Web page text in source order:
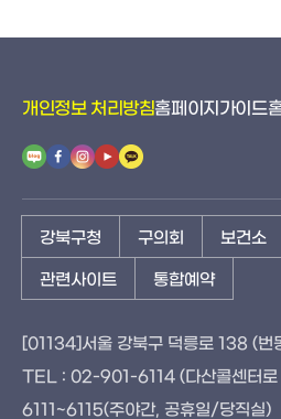
개인정보 처리방침홈페이지가이드
강북구청 구의회 보건소
관련사이트 통합예약
[01134]서울 강북구 덕릉로 138 (번
TEL : 02-901-6114 (다산콜센터
6111~6115(주야간, 공휴일/당직실)